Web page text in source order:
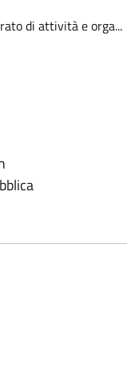
di attività e orga...